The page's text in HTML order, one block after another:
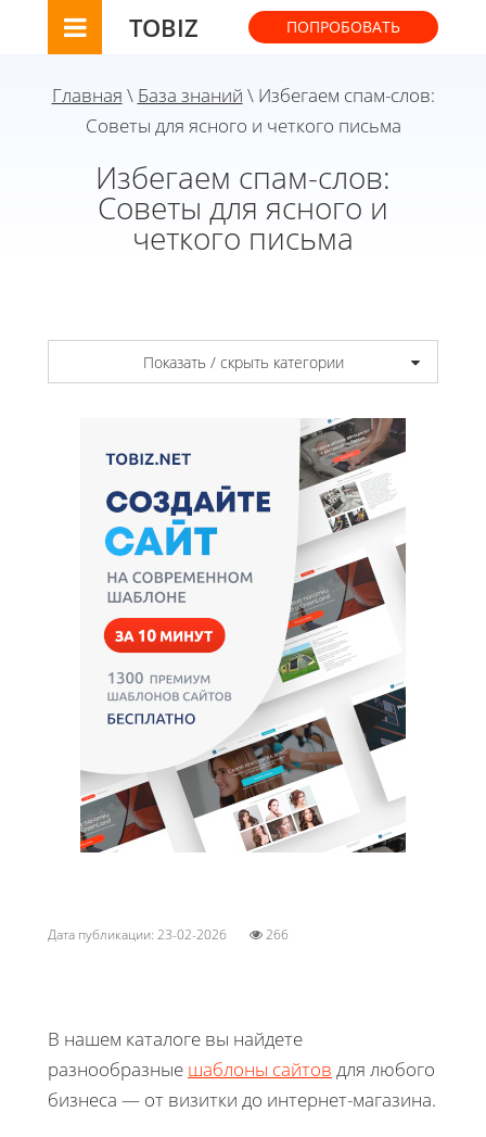
TOBIZ ПОПРОБОВАТЬ
Главная \ База знаний \ Избегаем спам-слов:
Советы для ясного и четкого письма
Избегаем спам-слов:
Советы для ясного и
четкого письма
Показать / скрыть категории
Дата публикации: 23-02-2026 266
В нашем каталоге вы найдете
разнообразные шаблоны сайтов для любого
бизнеса — от визитки до интернет-магазина.